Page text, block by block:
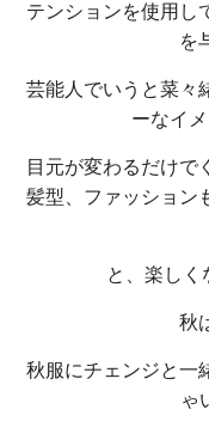
テンションを使用し
を
芸能人でいうと菜々
ーなイ
目元が変わるだけで
髪型、ファッション
と、楽し
秋
秋服にチェンジと一
ゃ